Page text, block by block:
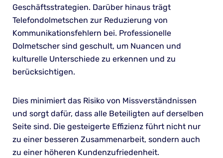
Geschäftsstrategien. Darüber hinaus trägt
Telefondolmetschen zur Reduzierung von
Kommunikationsfehlern bei. Professionelle
Dolmetscher sind geschult, um Nuancen und
kulturelle Unterschiede zu erkennen und zu
berücksichtigen.
Dies minimiert das Risiko von Missverständnissen
und sorgt dafür, dass alle Beteiligten auf derselben
Seite sind. Die gesteigerte Effizienz führt nicht nur
zu einer besseren Zusammenarbeit, sondern auch
zu einer höheren Kundenzufriedenheit.